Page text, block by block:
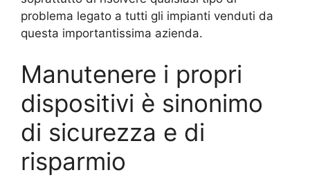
problema legato a tutti gli impianti venduti da
questa importantissima azienda.
Manutenere i propri
dispositivi è sinonimo
di sicurezza e di
risparmio